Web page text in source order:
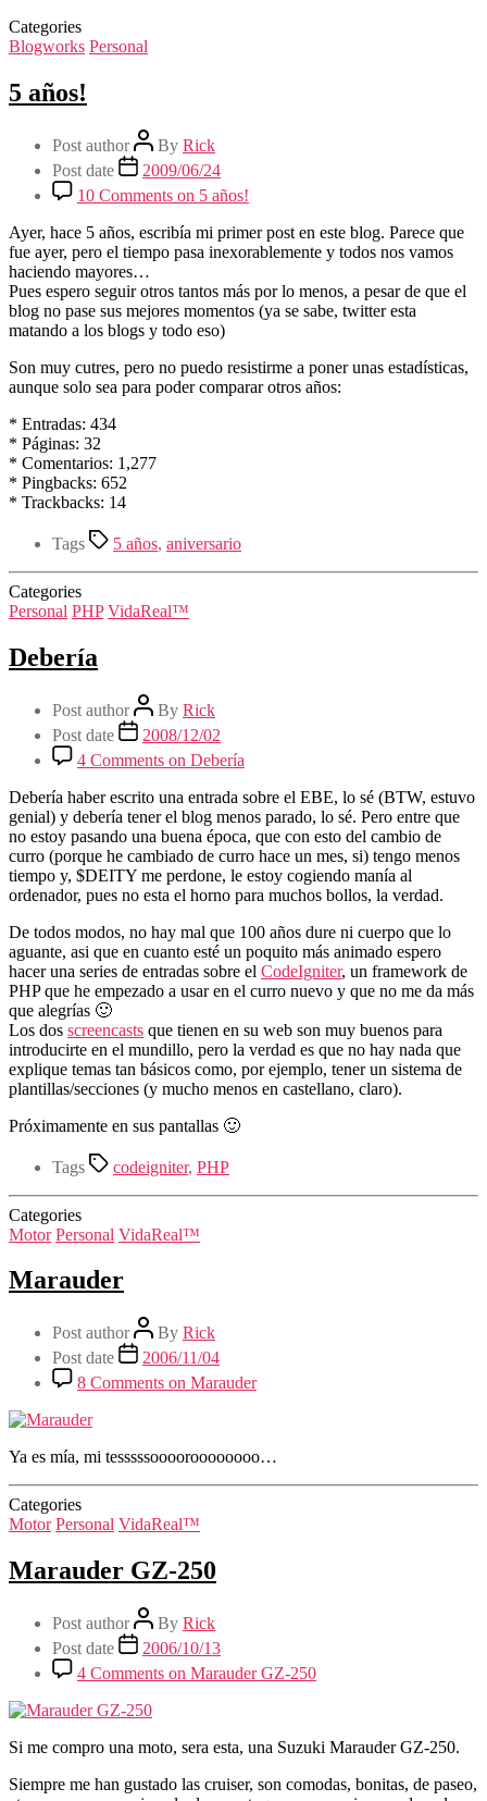
Categories
Blogworks Personal
5 años!
Post author By Rick
Post date
2009/06/24
10 Comments on 5 años!
Ayer, hace 5 años, escribía mi primer post en este blog. Parece que
fue ayer, pero el tiempo pasa inexorablemente y todos nos vamos
haciendo mayores…
Pues espero seguir otros tantos más por lo menos, a pesar de que el
blog no pase sus mejores momentos (ya se sabe, twitter esta
matando a los blogs y todo eso)
Son muy cutres, pero no puedo resistirme a poner unas estadísticas,
aunque solo sea para poder comparar otros años:
* Entradas: 434
* Páginas: 32
* Comentarios: 1,277
* Pingbacks: 652
* Trackbacks: 14
Tags 5 años, aniversario
Categories
Personal PHP VidaReal™
Debería
Post author By Rick
Post date
2008/12/02
4 Comments on Debería
Debería haber escrito una entrada sobre el EBE, lo sé (BTW, estuvo
genial) y debería tener el blog menos parado, lo sé. Pero entre que
no estoy pasando una buena época, que con esto del cambio de
curro (porque he cambiado de curro hace un mes, si) tengo menos
tiempo y, $DEITY me perdone, le estoy cogiendo manía al
ordenador, pues no esta el horno para muchos bollos, la verdad.
De todos modos, no hay mal que 100 años dure ni cuerpo que lo
aguante, asi que en cuanto esté un poquito más animado espero
hacer una series de entradas sobre el CodeIgniter, un framework de
PHP que he empezado a usar en el curro nuevo y que no me da más
que alegrías 🙂
Los dos screencasts que tienen en su web son muy buenos para
introducirte en el mundillo, pero la verdad es que no hay nada que
explique temas tan básicos como, por ejemplo, tener un sistema de
plantillas/secciones (y mucho menos en castellano, claro).
Próximamente en sus pantallas 🙂
Tags codeigniter, PHP
Categories
Motor Personal VidaReal™
Marauder
Post author By Rick
Post date
2006/11/04
8 Comments on Marauder
Ya es mía, mi tesssssooooroooooooo…
Categories
Motor Personal VidaReal™
Marauder GZ-250
Post author By Rick
Post date
2006/10/13
4 Comments on Marauder GZ-250
Si me compro una moto, sera esta, una Suzuki Marauder GZ-250.
Siempre me han gustado las cruiser, son comodas, bonitas, de paseo,